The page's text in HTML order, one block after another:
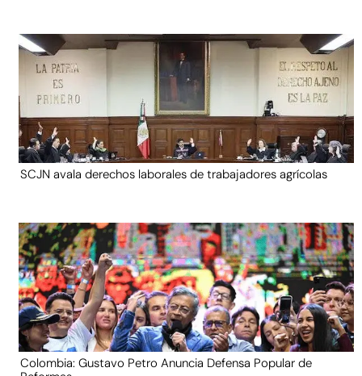
SCJN avala derechos laborales de trabajadores agrícolas
Colombia: Gustavo Petro Anuncia Defensa Popular de